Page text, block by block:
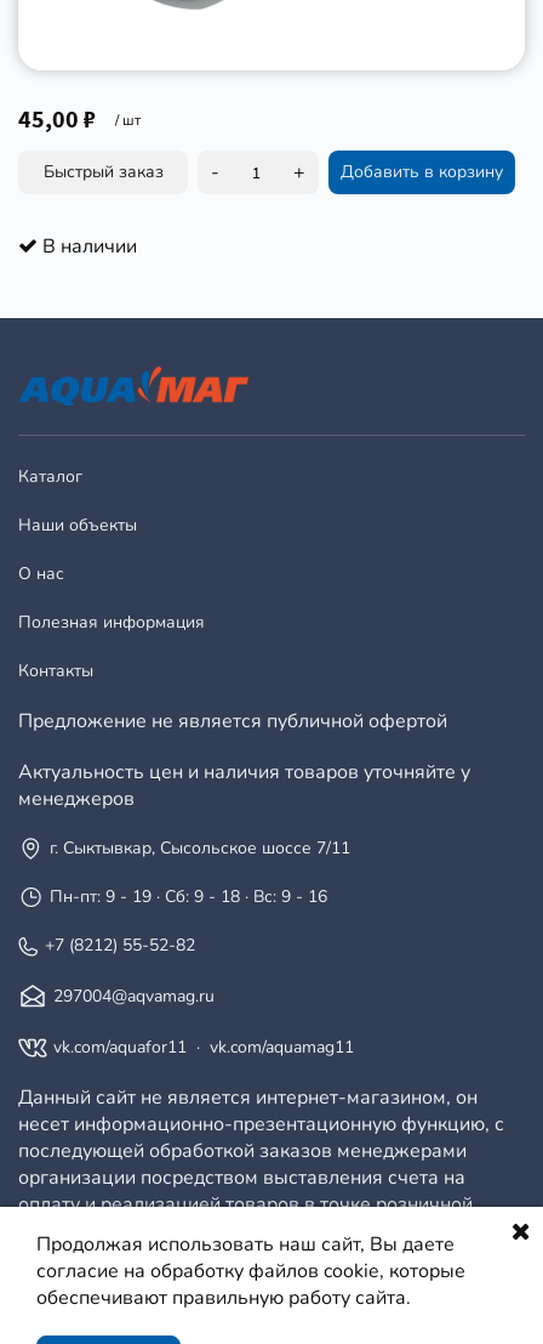
45,00 ₽ / шт
Быстрый заказ - + Добавить в корзину
В наличии
Каталог
Наши объекты
О нас
Полезная информация
Контакты
Предложение не является публичной офертой
Актуальность цен и наличия товаров уточняйте у
менеджеров
г. Сыктывкар, Сысольское шоссе 7/11
Пн-пт: 9 - 19 · Сб: 9 - 18 · Вс: 9 - 16
+7 (8212) 55-52-82
297004@aqvamag.ru
vk.com/aquafor11 · vk.com/aquamag11
Данный сайт не является интернет-магазином, он
несет информационно-презентационную функцию, с
последующей обработкой заказов менеджерами
организации посредством выставления счета на
оплату и реализацией товаров в точке розничной
продажи.
© ООО АКВАМАГ, 2026
Политика конфиденциальности
Продолжая использовать наш сайт, Вы даете
согласие на обработку файлов cookie, которые
обеспечивают правильную работу сайта.